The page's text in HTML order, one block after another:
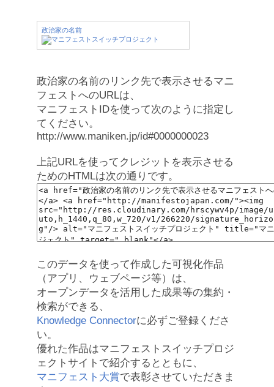
政治家の名前
政治家の名前のリンク先で表示させるマニ
フェストへのURLは、
マニフェストIDを使って次のように指定し
てください。
http://www.maniken.jp/id#0000000023
上記URLを使ってクレジットを表示させる
ためのHTMLは次の通りです。
このデータを使って作成した可視化作品
（アプリ、ウェブページ等）は、
オープンデータを活用した成果等の集約・
検索ができる、
Knowledge Connectorに必ずご登録くださ
い。
優れた作品はマニフェストスイッチプロジ
ェクトサイトで紹介するとともに、
マニフェスト大賞で表彰させていただきま